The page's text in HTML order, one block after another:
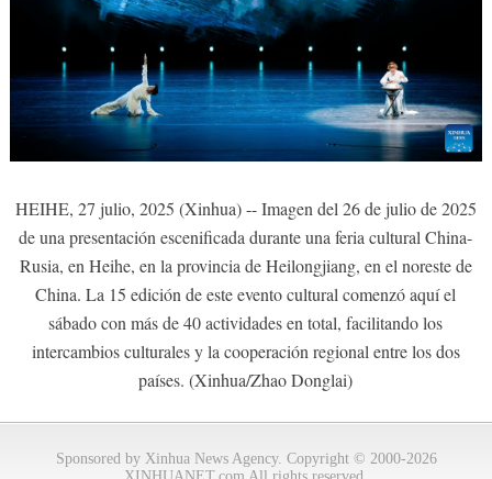
HEIHE, 27 julio, 2025 (Xinhua) -- Imagen del 26 de julio de 2025
de una presentación escenificada durante una feria cultural China-
Rusia, en Heihe, en la provincia de Heilongjiang, en el noreste de
China. La 15 edición de este evento cultural comenzó aquí el
sábado con más de 40 actividades en total, facilitando los
intercambios culturales y la cooperación regional entre los dos
países. (Xinhua/Zhao Donglai)
Sponsored by Xinhua News Agency. Copyright © 2000-2026